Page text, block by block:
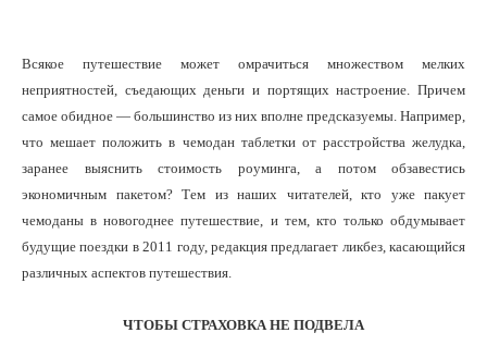
Всякое путешествие может омрачиться множеством мелких
неприятностей, съедающих деньги и портящих настроение. Причем
самое обидное — большинство из них вполне предсказуемы. Например,
что мешает положить в чемодан таблетки от расстройства желудка,
заранее выяснить стоимость роуминга, а потом обзавестись
экономичным пакетом? Тем из наших читателей, кто уже пакует
чемоданы в новогоднее путешествие, и тем, кто только обдумывает
будущие поездки в 2011 году, редакция предлагает ликбез, касающийся
различных аспектов путешествия.
ЧТОБЫ СТРАХОВКА НЕ ПОДВЕЛА